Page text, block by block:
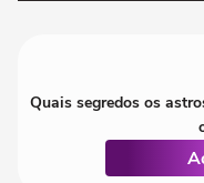
Quais segredos os